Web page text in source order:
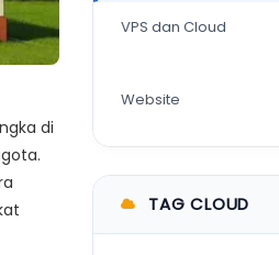
VPS dan Cloud
Website
di
TAG CLOUD